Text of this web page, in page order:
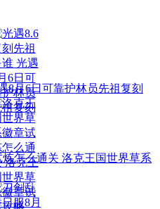
8月6日可靠护林员先祖复刻
怎么通关 洛克王国世界草系